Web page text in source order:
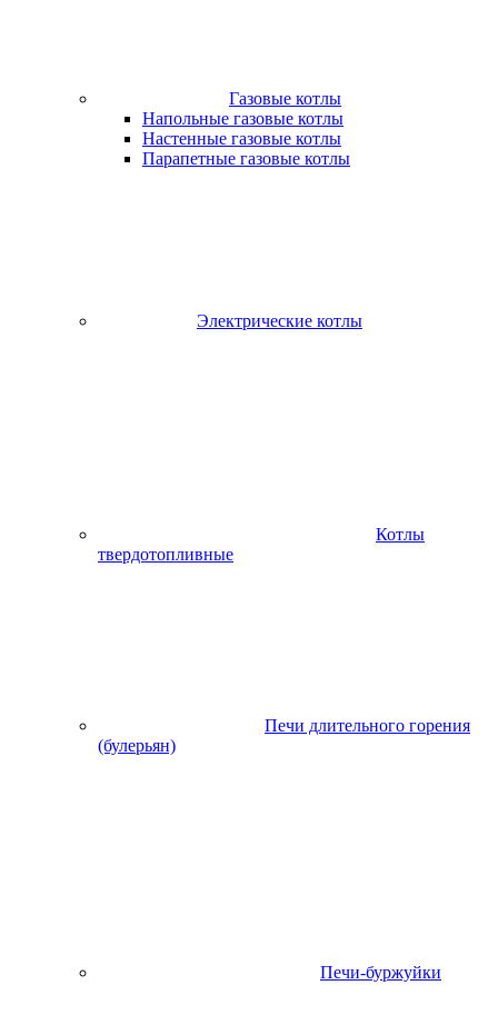
Газовые котлы
Напольные газовые котлы
Настенные газовые котлы
Парапетные газовые котлы
Электрические котлы
Котлы
твердотопливные
Печи длительного горения
(булерьян)
Печи-буржуйки